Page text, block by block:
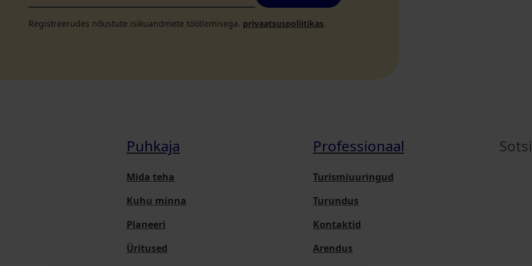
Registreerudes nõustute isikuandmete töötlemisega. privaatsuspoliitikas.
Puhkaja
Mida teha
Kuhu minna
Planeeri
Üritused
Professionaal
Turismiuuringud
Turundus
Kontaktid
Arendus